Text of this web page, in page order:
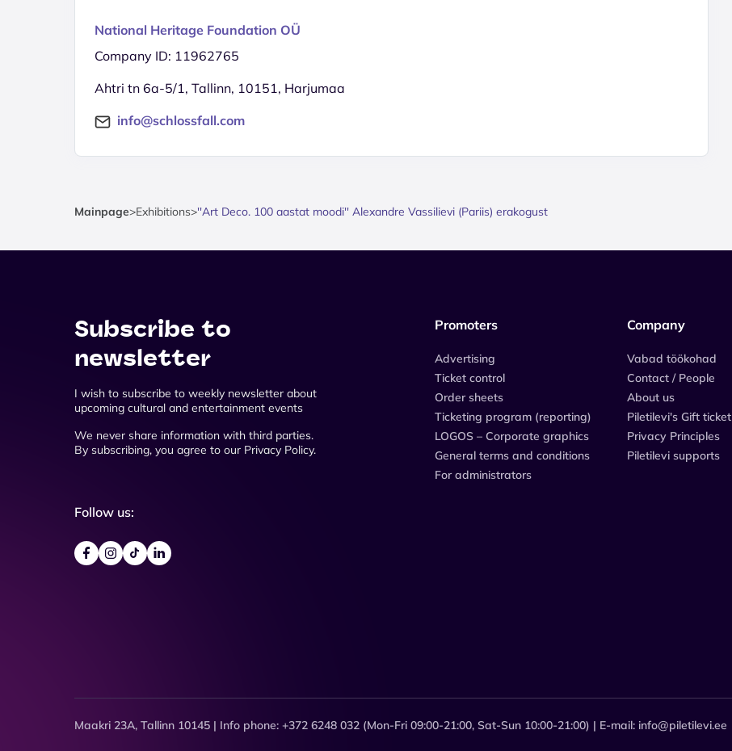
National Heritage Foundation OÜ
Company ID: 11962765
Ahtri tn 6a-5/1, Tallinn, 10151, Harjumaa
info@schlossfall.com
Mainpage>Exhibitions>''Art Deco. 100 aastat moodi'' Alexandre Vassilievi (Pariis) erakogust
Subscribe to
newsletter
I wish to subscribe to weekly newsletter about
upcoming cultural and entertainment events
We never share information with third parties.
By subscribing, you agree to our Privacy Policy.
Follow us:
Promoters
Advertising
Ticket control
Order sheets
Ticketing program (reporting)
LOGOS – Corporate graphics
General terms and conditions
For administrators
Company
Vabad töökohad
Contact / People
About us
Piletilevi's Gift ticket
Privacy Principles
Piletilevi supports
Maakri 23A, Tallinn 10145 | Info phone: +372 6248 032 (Mon-Fri 09:00-21:00, Sat-Sun 10:00-21:00) | E-mail: info@piletilevi.ee